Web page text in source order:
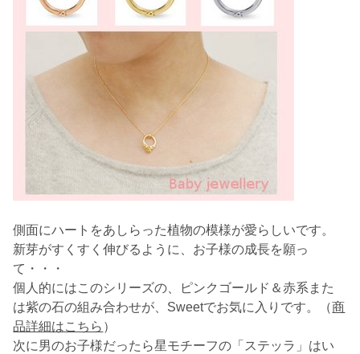
側面にハートをあしらった植物の模様が愛らしいです。
新芽がすくすく伸びるように、お子様の成長を願っ
て・・・
個人的にはこのシリーズの、ピンクゴールド＆赤系また
は紫の石の組み合わせが、Sweetでお気に入りです。（商
品詳細はこちら ）
次に男のお子様だったら星モチーフの「ステッラ」はい